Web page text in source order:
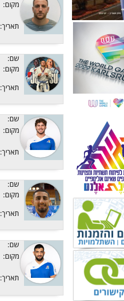
מקום:
תאריך:
שם:
מקום:
תאריך:
שם:
מקום:
תאריך:
שם:
מקום:
תאריך:
שם:
מקום:
תאריך: